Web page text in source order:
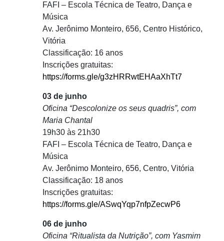
FAFI – Escola Técnica de Teatro, Dança e
Música
Av. Jerônimo Monteiro, 656, Centro Histórico,
Vitória
Classificação: 16 anos
Inscrições gratuitas:
https://forms.gle/g3zHRRwtEHAaXhTt7
03 de junho
Oficina “Descolonize os seus quadris”, com
Maria Chantal
19h30 às 21h30
FAFI – Escola Técnica de Teatro, Dança e
Música
Av. Jerônimo Monteiro, 656, Centro, Vitória
Classificação: 18 anos
Inscrições gratuitas:
https://forms.gle/ASwqYqp7nfpZecwP6
06 de junho
Oficina “Ritualista da Nutrição”, com Yasmim